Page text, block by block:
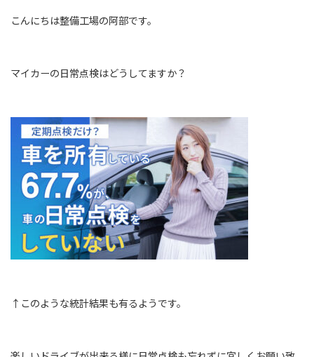
こんにちは整備工場の阿部です。
マイカーの日常点検はどうしてますか？
↑このような統計結果も有るようです。